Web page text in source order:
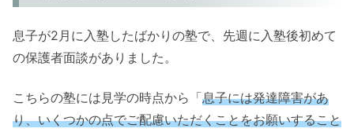
息子が2月に入塾したばかりの塾で、先週に入塾後初めて
の保護者面談がありました。
こちらの塾には見学の時点から「息子には発達障害があ
り、いくつかの点でご配慮いただくことをお願いすること